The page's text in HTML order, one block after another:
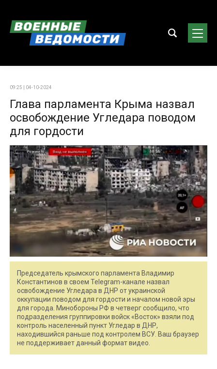
09:25 | 04-10-2024
Глава парламента Крыма назвал
освобождение Угледара поводом
для гордости
Председатель крымского парламента Владимир
Константинов в своем Telegram-канале назвал
освобождение Угледара в ДНР от украинской
оккупации поводом для гордости и началом новой эры
для города. Минобороны РФ в четверг сообщило, что
подразделения группировки войск «Восток» взяли под
контроль населенный пункт Угледар в ДНР,
находившийся раньше под контролем ВСУ. Ваш браузер
не поддерживает данный формат видео.